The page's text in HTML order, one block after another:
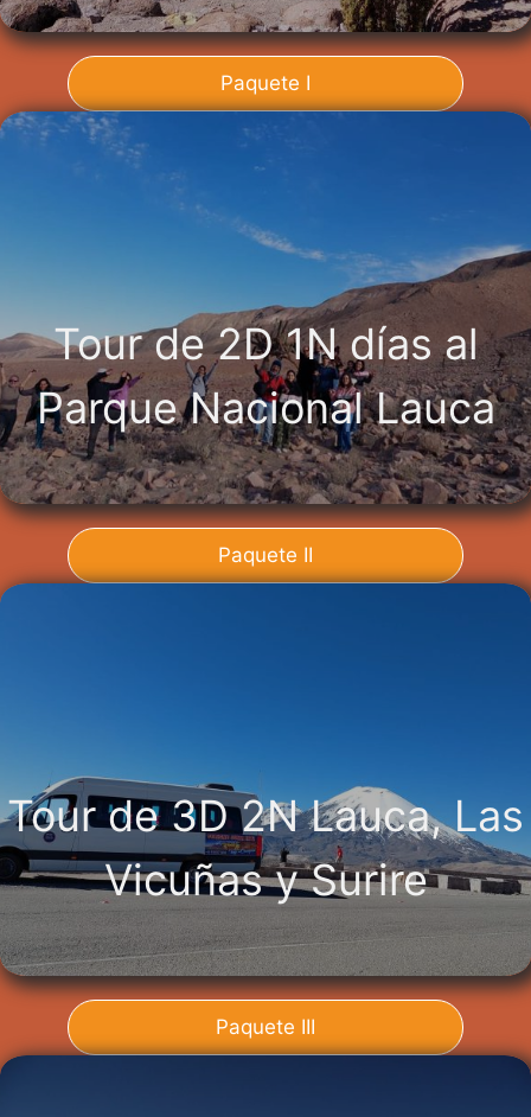
Paquete I
Tour de 2D 1N días al
Parque Nacional Lauca
Paquete II
Tour de 3D 2N Lauca, Las
Vicuñas y Surire
Paquete III